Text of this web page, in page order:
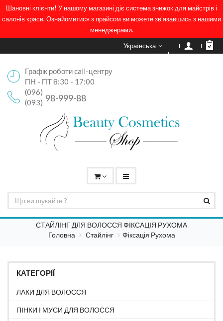
Шановні клієнти! У нашому магазині діє система знижок для майстрів і
салонів краси. Ознайомитися з прайсом ви можете зв'язавшись з нашими
менеджерами.
Українська
Графік роботи call-центру
ПН - ПТ 8:30 - 17:00
(096)
98-999-88
(093)
СТАЙЛІНГ ДЛЯ ВОЛОССЯ ФІКСАЦІЯ РУХОМА
Головна
Стайлінг Фіксація Рухома
КАТЕГОРІЇ
ЛАКИ ДЛЯ ВОЛОССЯ
ПІНКИ І МУСИ ДЛЯ ВОЛОССЯ